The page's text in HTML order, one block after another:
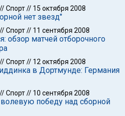
//Спорт// 15 октября 2008
нет звезд"
//Спорт// 11 сентября 2008
обзор матчей отборочного
//Спорт// 12 октября 2008
в Дортмунде: Германия
//Спорт// 10 сентября 2008
победу над сборной